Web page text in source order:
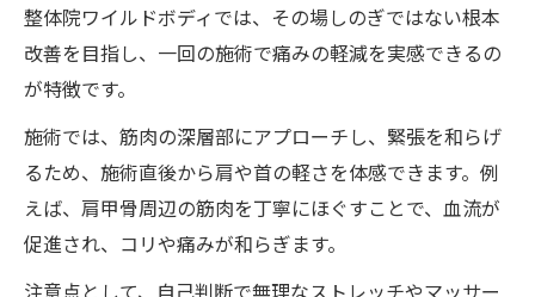
整体院ワイルドボディでは、その場しのぎではない根本
改善を目指し、一回の施術で痛みの軽減を実感できるの
が特徴です。
施術では、筋肉の深層部にアプローチし、緊張を和らげ
るため、施術直後から肩や首の軽さを体感できます。例
えば、肩甲骨周辺の筋肉を丁寧にほぐすことで、血流が
促進され、コリや痛みが和らぎます。
注意点として、自己判断で無理なストレッチやマッサー